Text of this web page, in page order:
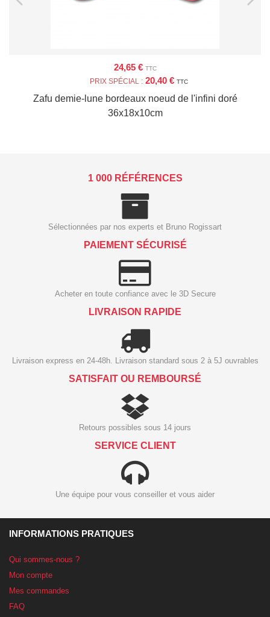
24,65 € TTC
PRIX SPÉCIAL : 20,40 € TTC
Zafu demie-lune bordeaux noeud de l'infini doré
36x18x10cm
1 000 RÉFÉRENCES
Sélectionnées par nos experts et Bruno Rogissart
PAIEMENT SÉCURISÉ
Acheter en toute confiance avec le 3D Secure
LIVRAISON RAPIDE
Livraison express en 24-48h. Livraison standard sous 2 à 5J ouvrables
SATISFAIT OU REMBOURSÉ
Retours possibles sous 14 jours
SERVICE CLIENT
Une équipe pour vous conseiller et vous aider
INFORMATIONS PRATIQUES
Qui sommes-nous ?
Mon compte
Mes commandes
FAQ